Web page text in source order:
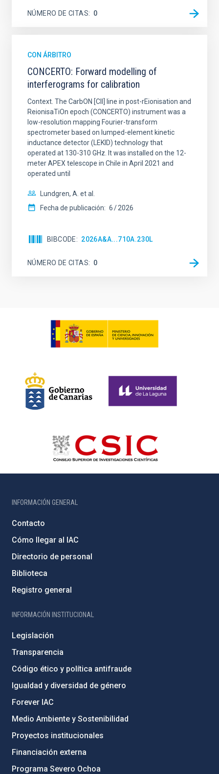
NÚMERO DE CITAS 0
CON ÁRBITRO
CONCERTO: Forward modelling of
interferograms for calibration
Context. The CarbON [CII] line in post-rEionisation and
ReionisaTiOn epoch (CONCERTO) instrument was a
low-resolution mapping Fourier-transform
spectrometer based on lumped-element kinetic
inductance detector (LEKID) technology that
operated at 130-310 GHz. It was installed on the 12-
meter APEX telescope in Chile in April 2021 and
operated until
Lundgren, A. et al.
Fecha de publicación: 6 2026
BIBCODE 2026A&A...710A.230L
NÚMERO DE CITAS 0
INFORMACIÓN GENERAL
Contacto
Cómo llegar al IAC
Directorio de personal
Biblioteca
Registro general
INFORMACIÓN INSTITUCIONAL
Legislación
Transparencia
Código ético y política antifraude
Igualdad y diversidad de género
Forever IAC
Medio Ambiente y Sostenibilidad
Proyectos institucionales
Financiación externa
Programa Severo Ochoa